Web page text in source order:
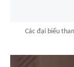
Các đại biểu